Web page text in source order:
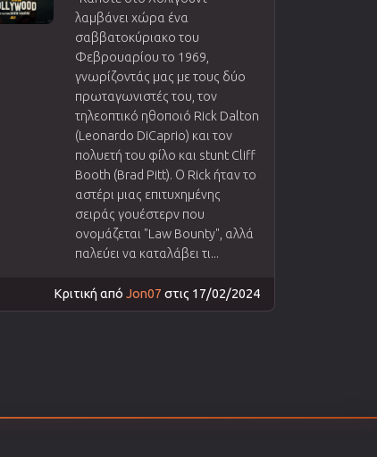
λαμβάνει χώρα ένα
σαββατοκύριακο του
Φεβρουαρίου το 1969,
γνωρίζοντάς μας με τους δύο
πρωταγωνιστές του, τον
τηλεοπτικό ηθοποιό Rick Dalton
(Leonardo DiCaprio) και τον
πολυετή του φίλο και stunt Cliff
Booth (Brad Pitt). Ο Rick ήταν το
αστέρι μιας επιτυχημένης
σειράς γουέστερν που
ονομάζεται "Law Bounty", αλλά
παλεύει να καταλάβει τι...
Κριτική από Jon07 στις 17/02/2024